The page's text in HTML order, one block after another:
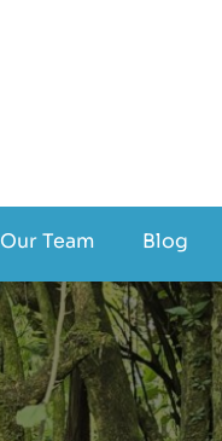
Our Team Blog